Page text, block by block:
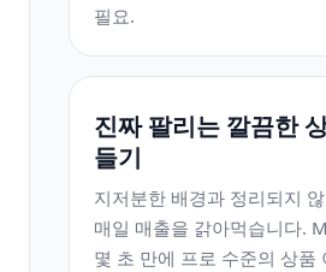
필요.
진짜 팔리는 깔끔한
들기
지저분한 배경과 정리되지
매일 매출을 갉아먹습니다.
몇 초 만에 프로 수준의 상품